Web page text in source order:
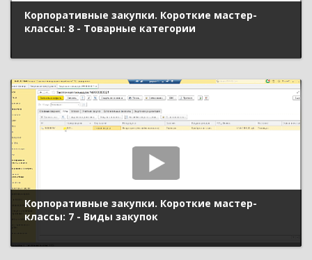
Корпоративные закупки. Короткие мастер-
классы: 8 - Товарные категории
Корпоративные закупки. Короткие мастер-
классы: 7 - Виды закупок